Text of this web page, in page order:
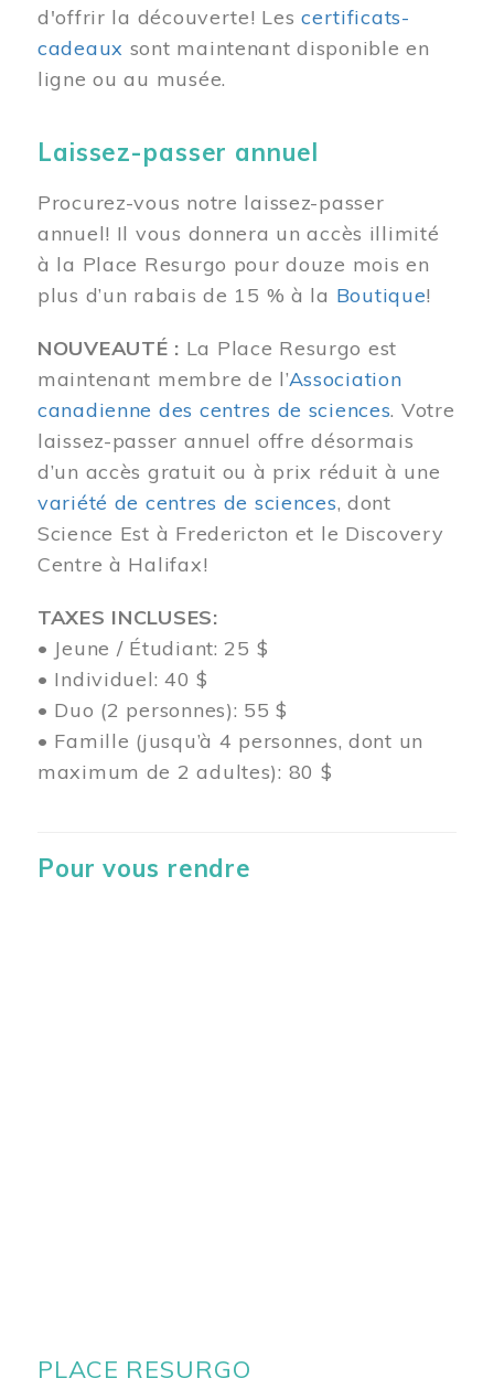
d'offrir la découverte! Lescertificats-
cadeaux sont maintenant disponible en
ligne ou au musée.
Laissez-passer annuel
Procurez-vous notre laissez-passer
annuel! Il vous donnera un accès illimité
à la Place Resurgo pour douze mois en
plus d’un rabais de 15 % à la Boutique!
NOUVEAUTÉ : La Place Resurgo est
maintenant membre de l’Association
canadienne des centres de sciences. Votre
laissez-passer annuel offre désormais
d’un accès gratuit ou à prix réduit à une
variété de centres de sciences, dont
Science Est à Fredericton et le Discovery
Centre à Halifax!
TAXES INCLUSES:
• Jeune / Étudiant: 25 $
• Individuel: 40 $
• Duo (2 personnes): 55 $
• Famille (jusqu’à 4 personnes, dont un
maximum de 2 adultes): 80 $
Pour vous rendre
PLACE RESURGO